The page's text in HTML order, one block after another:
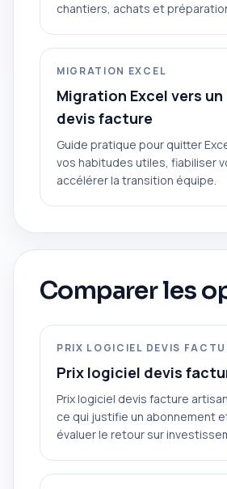
chantiers, achats et
MIGRATION EXCEL
Migration Excel vers
devis facture
Guide pratique pour quitter
vos habitudes utiles, fiabiliser
accélérer la transition équipe.
Comparer les
PRIX LOGICIEL DEVIS
Prix logiciel devis
Prix logiciel devis facture
ce qui justifie un abonnement
évaluer le retour sur